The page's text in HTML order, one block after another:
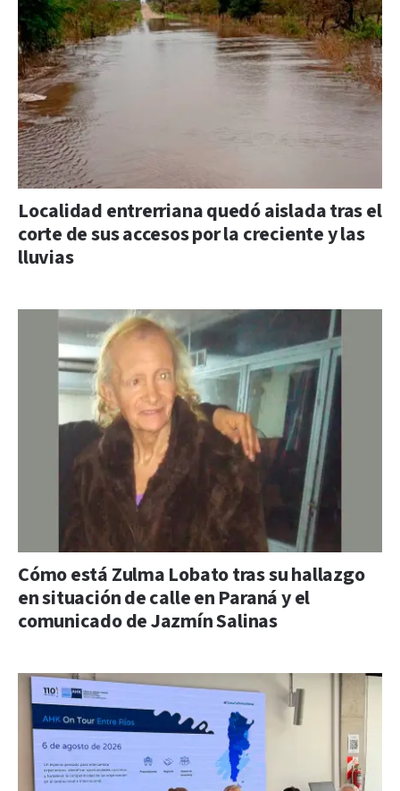
Localidad entrerriana quedó aislada tras el
corte de sus accesos por la creciente y las
lluvias
Cómo está Zulma Lobato tras su hallazgo
en situación de calle en Paraná y el
comunicado de Jazmín Salinas